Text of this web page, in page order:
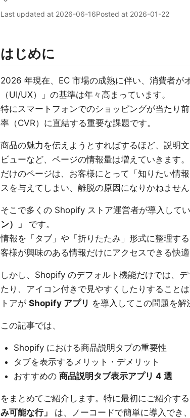
Last updated at 2026-06-16Posted at 2026-01-22
はじめに
2026 年現在、EC 市場の成熟に伴い、消費者が
（UI/UX）」の基準は年々高まっています。
特にスマートフォンでのショッピングが当たり前
率（CVR）に直結する重要な課題です。
商品の魅力を伝えようとすればするほど、説明
ビューなど、ページの情報量は増えていきます
だけのページは、お客様にとって「知りたい情
スを与えてしまい、離脱の原因になりかねません
そこで多くの Shopify ストア運営者が導入して
ン）」
です。
情報を「タブ」や「折りたたみ」形式に整理す
客様が興味のある情報だけにアクセスできる快
しかし、Shopify のデフォルト機能だけでは、
たり、アイコン付きで見やすくしたりすること
トアが Shopify アプリ を導入してこの問題を解
この記事では、
Shopify における商品説明タブの重要性
タブを表示するメリット・デメリット
おすすめの 商品説明タブ表示アプリ 4 選
をまとめてご紹介します。特に最初にご紹介する
み可能な行」
は、ノーコードで簡単に導入でき